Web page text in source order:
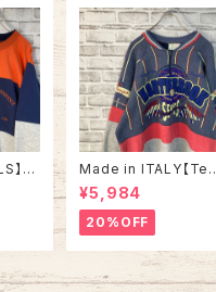
】S
ロゴ
ー
Made in ITALY【Teq
uila Boom】L/S Swe
at/Trainer XL 90s ハ
ーフジップスウェット ト
レーナー マルチカラー
レーシング イタリア製
Euro ユーロ 古着
¥5,984
20%OFF